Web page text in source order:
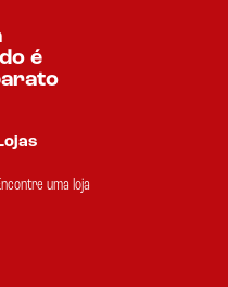
é
Lojas
uma loja